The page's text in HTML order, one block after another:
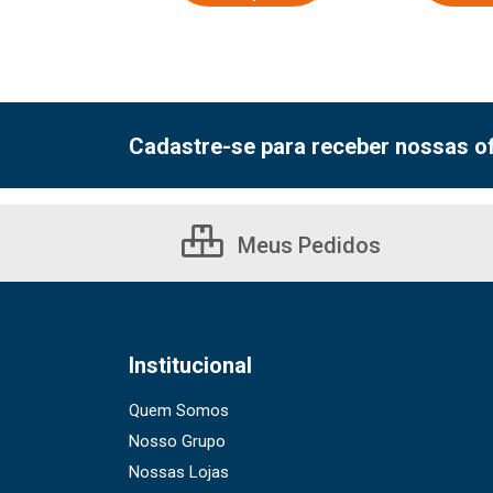
Cadastre-se para receber nossas
Meus Pedidos
Institucional
Quem Somos
Nosso Grupo
Nossas Lojas